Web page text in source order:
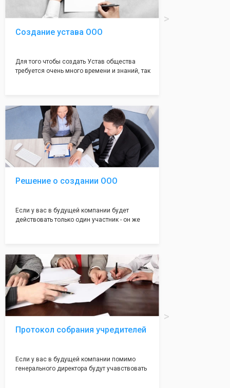
ошибок, тем самым гарантируя вам
успешную регистрацию в налоговой
Создание устава ООО
Для того чтобы создать Устав общества
требуется очень много времени и знаний, так
Наша компания предоставит вам свой
уникальный Устав Общества, который
подойдет для любой компании. Устав,
сделанный нашими профессиональными
юристами, успешно проходит регистрацию в
налоговой инспекции!
Решение о создании ООО
Если у вас в будущей компании будет
действовать только один участник - он же
грамотно составят данное заявление, а Вам
нужно будет только поставить подпись на
нём!
Протокол собрания учредителей
Если у вас в будущей компании помимо
генерального директора будут учавствовать